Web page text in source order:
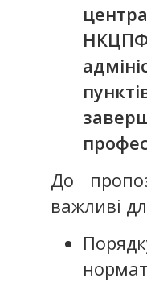
До
важливі